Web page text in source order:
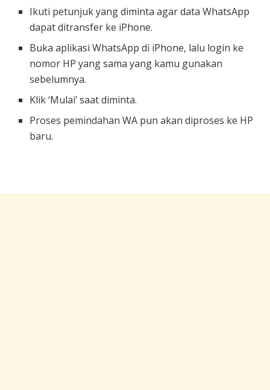
Ikuti petunjuk yang diminta agar data WhatsApp
dapat ditransfer ke iPhone.
Buka aplikasi WhatsApp di iPhone, lalu login ke
nomor HP yang sama yang kamu gunakan
sebelumnya.
Klik ‘Mulai’ saat diminta.
Proses pemindahan WA pun akan diproses ke HP
baru.